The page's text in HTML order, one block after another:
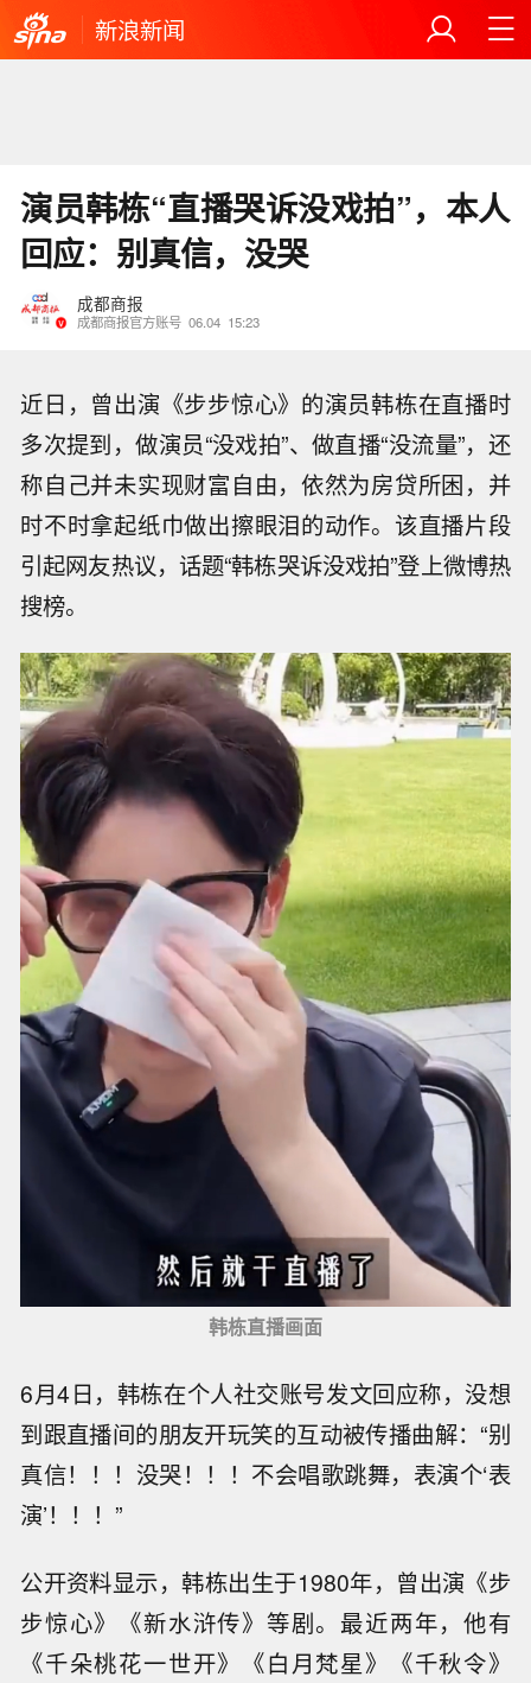
新浪新闻
演员韩栋“直播哭诉没戏拍”，本人
回应：别真信，没哭
成都商报
成都商报官方账号 06.04 15:23
近日，曾出演《步步惊心》的演员韩栋在直播时
多次提到，做演员“没戏拍”、做直播“没流量”，还
称自己并未实现财富自由，依然为房贷所困，并
时不时拿起纸巾做出擦眼泪的动作。该直播片段
引起网友热议，话题“韩栋哭诉没戏拍”登上微博热
搜榜。
韩栋直播画面
6月4日，韩栋在个人社交账号发文回应称，没想
到跟直播间的朋友开玩笑的互动被传播曲解：“别
真信！！！没哭！！！不会唱歌跳舞，表演个‘表
演’！！！”
公开资料显示，韩栋出生于1980年，曾出演《步
步惊心》《新水浒传》等剧。最近两年，他有
《千朵桃花一世开》《白月梵星》《千秋令》